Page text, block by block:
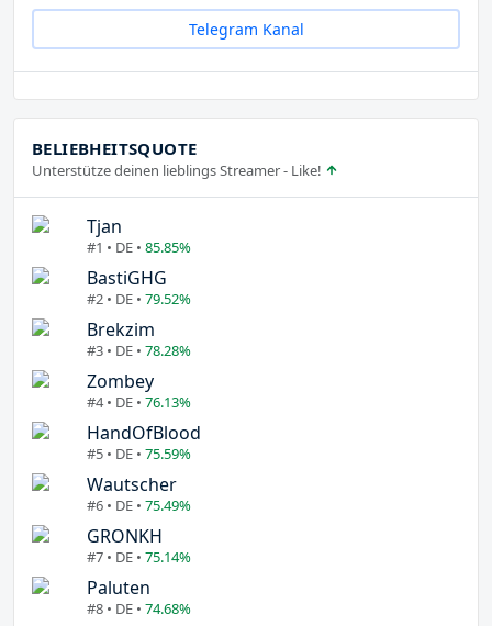
Telegram Kanal
BELIEBHEITSQUOTE
Unterstütze deinen lieblings Streamer - Like!
Tjan
#1 • DE • 85.85%
BastiGHG
#2 • DE • 79.52%
Brekzim
#3 • DE • 78.28%
Zombey
#4 • DE • 76.13%
HandOfBlood
#5 • DE • 75.59%
Wautscher
#6 • DE • 75.49%
GRONKH
#7 • DE • 75.14%
Paluten
#8 • DE • 74.68%